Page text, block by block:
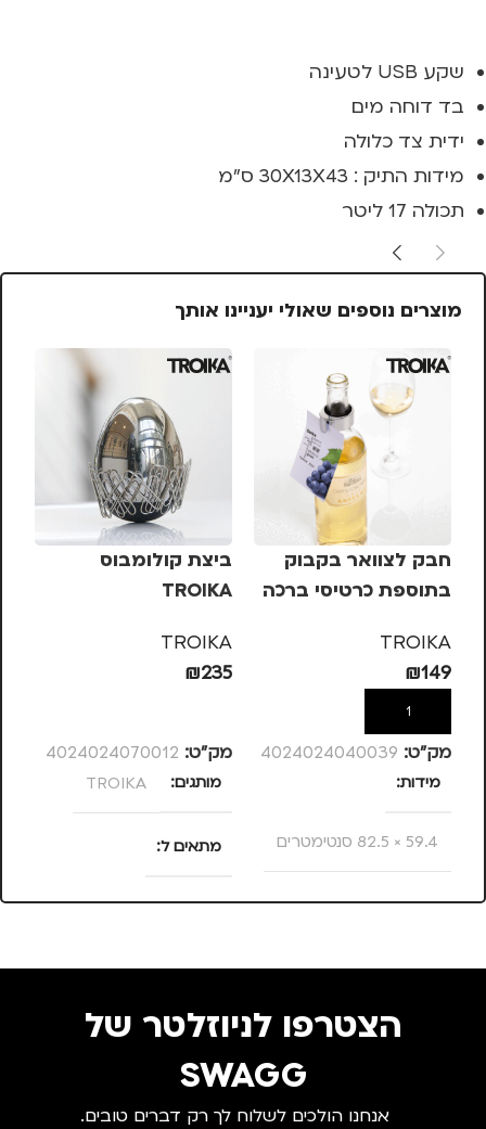
שקע USB לטעינה
בד דוחה מים
ידית צד כלולה
מידות התיק : 30X13X43 ס"מ
תכולה 17 ליטר
מוצרים נוספים שאולי יעניינו אותך
חבק לצוואר בקבוק
בתוספת כרטיסי ברכה
TROIKA
₪149
הוספה לסל
מק”ט: 4024024040039
מידות
59.4 × 82.5 סנטימטרים
מותגים TROIKA
מתאים ל
גברים ,נשים ,ערב /
ביצת קולומבוס
TROIKA
TROIKA
₪235
מק”ט: 4024024070012
מותגים TROIKA
מתאים ל
גברים ,מנהלים, עסקים,
הצטרפו לניוזלטר של
SWAGG
אנחנו הולכים לשלוח לך רק דברים טובים.